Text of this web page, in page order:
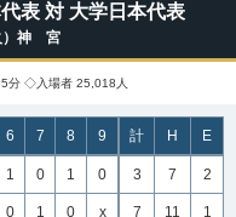
表 対 大学日本代表
）神 宮
分 ◇入場者 25,018人
6 7 8 9 計 H E
1 0 1 0 3 7 2
0 1 0 x 7 11 1